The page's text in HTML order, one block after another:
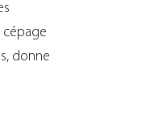
cépage
donne